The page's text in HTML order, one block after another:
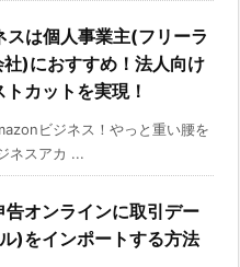
は個人事業主(フリーラ
)におすすめ！法人向け
カットを実現！
ビジネス！やっと重い腰を
ネスアカ ...
告オンラインに取引デー
)をインポートする方法